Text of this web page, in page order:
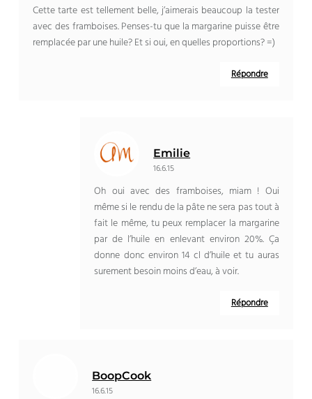
Cette tarte est tellement belle, j’aimerais beaucoup la tester
avec des framboises. Penses-tu que la margarine puisse être
remplacée par une huile? Et si oui, en quelles proportions? =)
Répondre
Emilie
16.6.15
Oh oui avec des framboises, miam ! Oui
même si le rendu de la pâte ne sera pas tout à
fait le même, tu peux remplacer la margarine
par de l’huile en enlevant environ 20%. Ça
donne donc environ 14 cl d’huile et tu auras
surement besoin moins d’eau, à voir.
Répondre
BoopCook
16.6.15